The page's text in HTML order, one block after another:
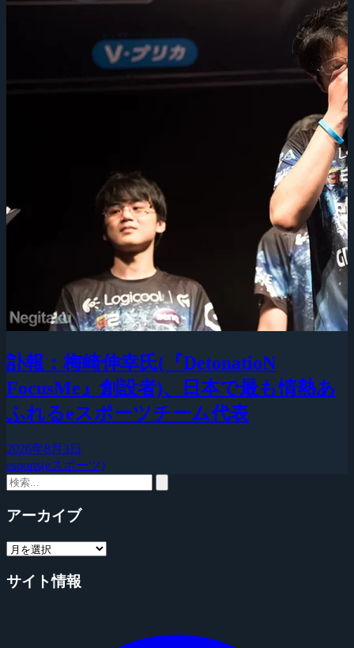
訃報：梅崎伸幸氏(『DetonatioN
FocusMe』創設者)、日本で最も情熱あ
ふれるeスポーツチーム代表
2026年8月3日
esports(eスポーツ)
アーカイブ
サイト情報